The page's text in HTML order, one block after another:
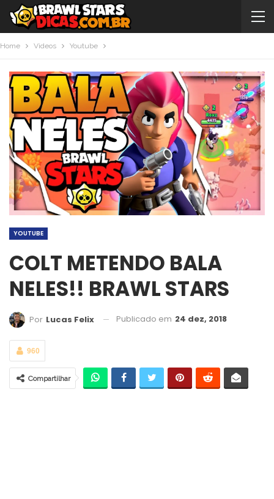
Home Videos Youtube
YOUTUBE
COLT METENDO BALA
NELES!! BRAWL STARS
Por Lucas Felix Publicado em 24 dez, 2018
960
Compartilhar